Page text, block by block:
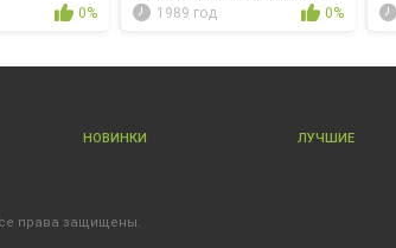
0% 1989 год 0%
НОВИНКИ ЛУЧШИЕ
права защищены.